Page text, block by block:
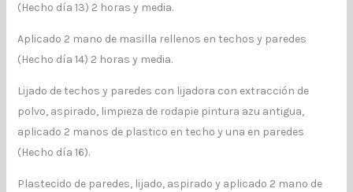
(Hecho día 13) 2 horas y media.
Aplicado 2 mano de masilla rellenos en techos y paredes
(Hecho día 14) 2 horas y media.
Lijado de techos y paredes con lijadora con extracción de
polvo, aspirado, limpieza de rodapie pintura azu antigua,
aplicado 2 manos de plastico en techo y una en paredes
(Hecho día 16).
Plastecido de paredes, lijado, aspirado y aplicado 2 mano de